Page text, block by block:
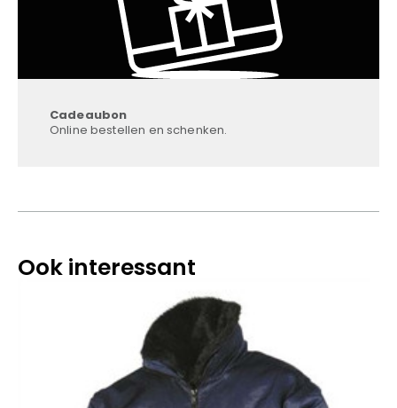
Cadeaubon
Online bestellen en schenken.
Ook interessant